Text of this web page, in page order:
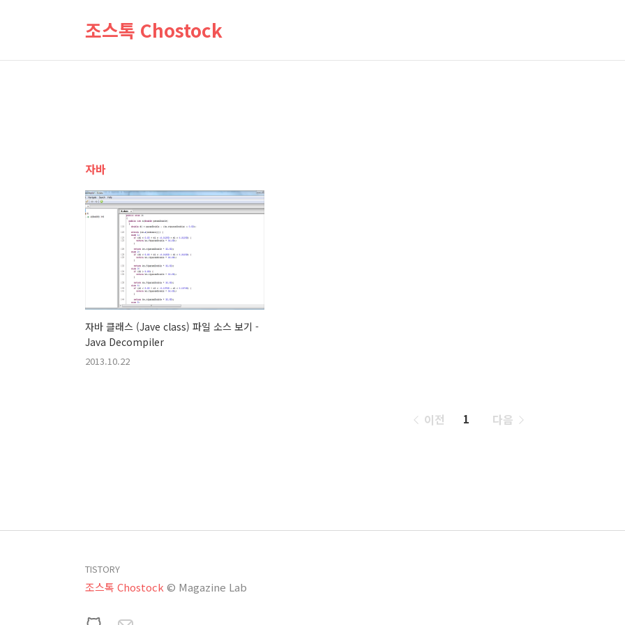
조스톡 Chostock
자바
자바 클래스 (Jave class) 파일 소스 보기 -
Java Decompiler
2013.10.22
페
이전 1 다음
TISTORY
조스톡 Chostock © Magazine Lab